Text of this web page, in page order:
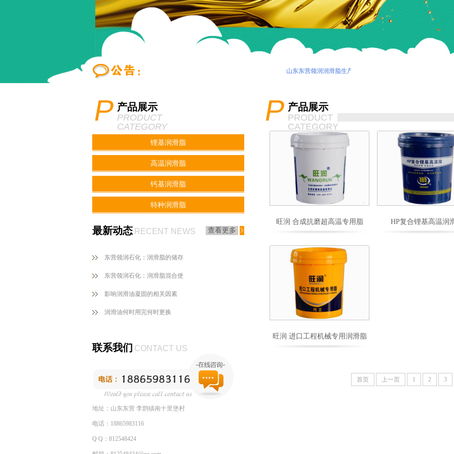
山东东营领润润滑脂生产厂家欢迎你！
P产品展示
PRODUCT
CATEGORY
锂基润滑脂
高温润滑脂
钙基润滑脂
特种润滑脂
最新动态 RECENT NEWS 查看更多
东营领润石化：润滑脂的储存
东营领润石化：润滑脂混合使
影响润滑油凝固的相关因素
润滑油何时用完何时更换
联系我们 CONTACT US
地址：山东东营 李鹊镇南十里堡村
电话：18865983116
Q Q：812548424
P产品展示
PRODUCT
CATEGORY
旺润 合成抗磨超高温专用脂 HP复合锂基高温润
旺润 进口工程机械专用润滑脂
首页 上一页 1 2 3